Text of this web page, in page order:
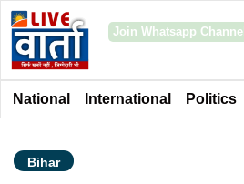
Join Whatsapp Channel
National International Politics
Bihar